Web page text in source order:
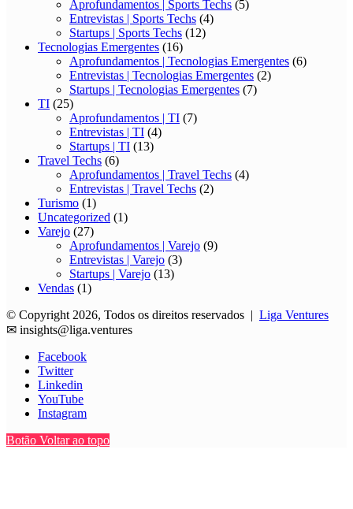
Aprofundamentos | Sports Techs (5)
Entrevistas | Sports Techs (4)
Startups | Sports Techs (12)
Tecnologias Emergentes (16)
Aprofundamentos | Tecnologias Emergentes (6)
Entrevistas | Tecnologias Emergentes (2)
Startups | Tecnologias Emergentes (7)
TI (25)
Aprofundamentos | TI (7)
Entrevistas | TI (4)
Startups | TI (13)
Travel Techs (6)
Aprofundamentos | Travel Techs (4)
Entrevistas | Travel Techs (2)
Turismo (1)
Uncategorized (1)
Varejo (27)
Aprofundamentos | Varejo (9)
Entrevistas | Varejo (3)
Startups | Varejo (13)
Vendas (1)
© Copyright 2026, Todos os direitos reservados | Liga Ventures
✉ insights@liga.ventures
Facebook
Twitter
Linkedin
YouTube
Instagram
Botão Voltar ao topo